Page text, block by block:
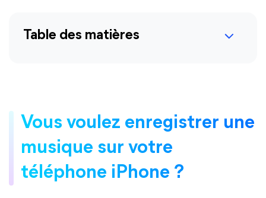
Table des matières
Vous voulez enregistrer une
musique sur votre
téléphone iPhone ?